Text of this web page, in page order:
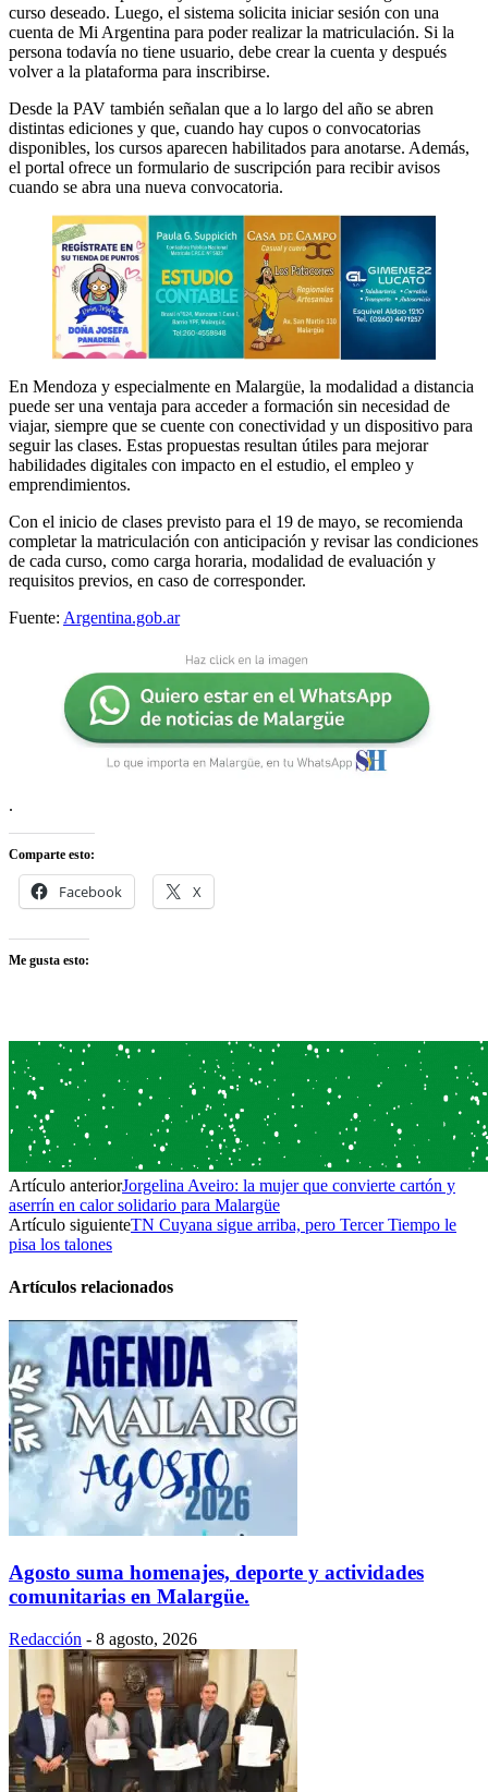
curso deseado. Luego, el sistema solicita iniciar sesión con una
cuenta de Mi Argentina para poder realizar la matriculación. Si la
persona todavía no tiene usuario, debe crear la cuenta y después
volver a la plataforma para inscribirse.
Desde la PAV también señalan que a lo largo del año se abren
distintas ediciones y que, cuando hay cupos o convocatorias
disponibles, los cursos aparecen habilitados para anotarse. Además,
el portal ofrece un formulario de suscripción para recibir avisos
cuando se abra una nueva convocatoria.
En Mendoza y especialmente en Malargüe, la modalidad a distancia
puede ser una ventaja para acceder a formación sin necesidad de
viajar, siempre que se cuente con conectividad y un dispositivo para
seguir las clases. Estas propuestas resultan útiles para mejorar
habilidades digitales con impacto en el estudio, el empleo y
emprendimientos.
Con el inicio de clases previsto para el 19 de mayo, se recomienda
completar la matriculación con anticipación y revisar las condiciones
de cada curso, como carga horaria, modalidad de evaluación y
requisitos previos, en caso de corresponder.
Fuente: Argentina.gob.ar
.
Comparte esto:
Facebook X
Me gusta esto:
Artículo anteriorJorgelina Aveiro: la mujer que convierte cartón y
aserrín en calor solidario para Malargüe
Artículo siguienteTN Cuyana sigue arriba, pero Tercer Tiempo le
pisa los talones
Artículos relacionados
Agosto suma homenajes, deporte y actividades
comunitarias en Malargüe.
Redacción - 8 agosto, 2026